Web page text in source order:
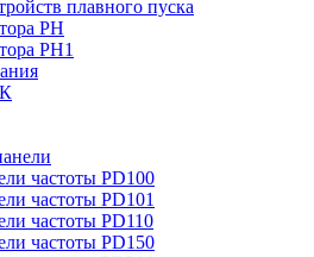
плавного пуска
PH
PH1
частоты PD100
частоты PD101
частоты PD110
частоты PD150